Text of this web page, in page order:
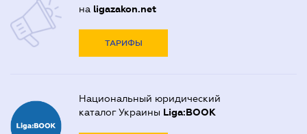
на ligazakon.net
ТАРИФЫ
Национальный юридический
каталог Украины Liga:BOOK